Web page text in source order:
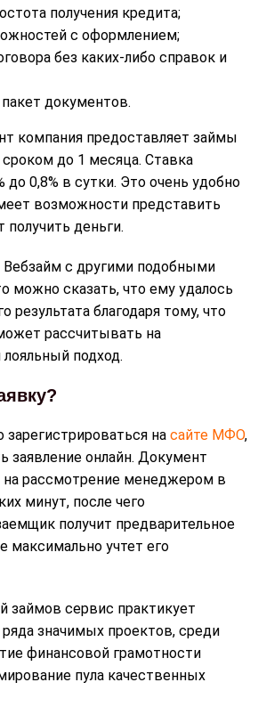
получения кредита;
с оформлением;
без каких-либо справок и
документов.
компания предоставляет займы
до 1 месяца. Ставка
до 0,8% в сутки. Это очень удобно
возможности представить
получить деньги.
Вебзайм с другими подобными
можно сказать, что ему удалось
результата благодаря тому, что
рассчитывать на
подход.
зарегистрироваться на сайте МФО,
заявление онлайн. Документ
на рассмотрение менеджером в
минут, после чего
получит предварительное
максимально учтет его
займов сервис практикует
значимых проектов, среди
финансовой грамотности
пула качественных